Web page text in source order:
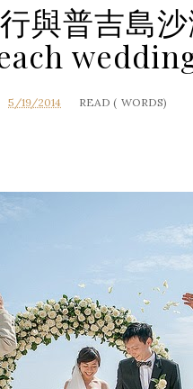
與普吉島
5/19/2014 READ ( WORDS)